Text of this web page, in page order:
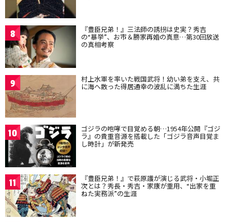
8 『豊臣兄弟！』三法師の誘拐は史実？秀吉
の“暴挙”、お市＆勝家再婚の真意…第30回放送
の真相考察
9 村上水軍を率いた戦国武将！幼い弟を支え、共
に海へ散った得居通幸の波乱に満ちた生涯
10 ゴジラの咆哮で目覚める朝…1954年公開『ゴジ
ラ』の貴重音源を搭載した「ゴジラ音声目覚ま
し時計」が新発売
11 『豊臣兄弟！』で萩原護が演じる武将・小堀正
次とは？秀長・秀吉・家康が重用、“出家を重
ねた実務派”の生涯